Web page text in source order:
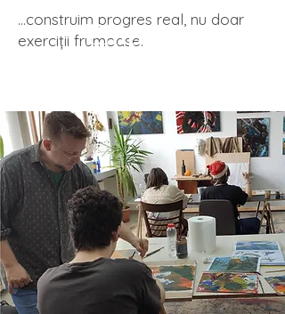
…construim progres real, nu doar
exerciții frumoase.Empower